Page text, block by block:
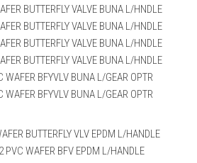
BUTTERFLY VALVE BUNA L/HNDLE
BUTTERFLY VALVE BUNA L/HNDLE
BUTTERFLY VALVE BUNA L/HNDLE
BUTTERFLY VALVE BUNA L/HNDLE
BFYVLV BUNA L/GEAR OPTR
BFYVLV BUNA L/GEAR OPTR
BUTTERFLY VLV EPDM L/HANDLE
WAFER BFV EPDM L/HANDLE